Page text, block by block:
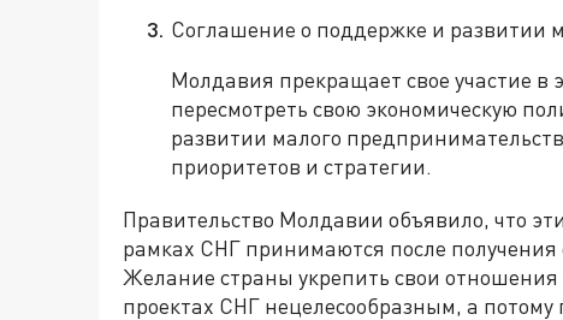
Соглашение о поддержке и развитии
Молдавия прекращает свое участие в
пересмотреть свою экономическую
развитии малого
приоритетов и стратегии.
Правительство Молдавии объявило, что
рамках СНГ принимаются после
Желание страны укрепить свои отношения
проектах СНГ нецелесообразным, а